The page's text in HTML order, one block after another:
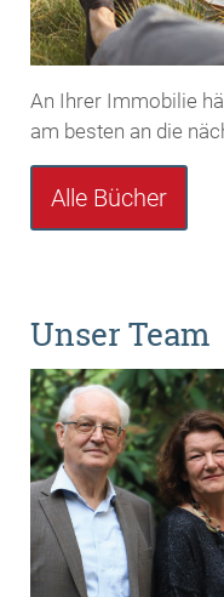
An Ihrer Immobilie
am besten an die
Alle Bücher
Unser Team